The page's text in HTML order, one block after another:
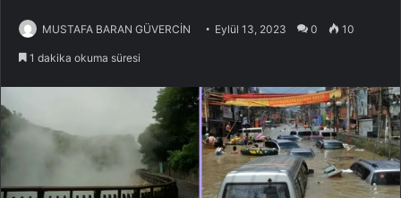
MUSTAFA BARAN GÜVERCİN Eylül 13, 2023 0 10
1 dakika okuma süresi